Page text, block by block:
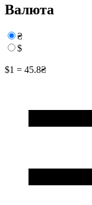
Валюта
₴
$
$1 = 45.8₴